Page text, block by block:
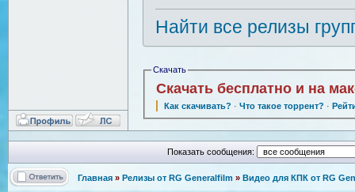
Найти все релизы
Скачать
Скачать бесплатно и на
Как скачивать? · Что такое торрент? ·
Показать сообщения:
Главная » Релизы от RG Generalfilm » Видео для КПК от RG